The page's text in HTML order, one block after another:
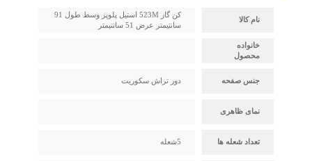
نام کالا
کن گاز 523M استیل پلوپز وسط طول 91
سانتیمتر عرض 51 سانتیمتر
خانواده
محصول
جنس صفحه دور تراش سکوریت
نمای ظاهری
تعداد شعله ها 5شعله